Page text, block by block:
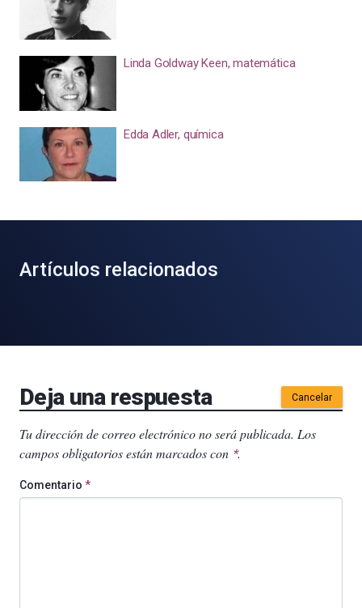
Linda Goldway Keen, matemática
Edda Adler, química
Artículos relacionados
Deja una respuesta Cancelar
Tu dirección de correo electrónico no será publicada. Los
campos obligatorios están marcados con *.
Comentario *